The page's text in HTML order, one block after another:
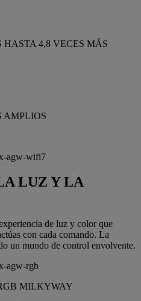
4,8 VECES MÁS
AMPLIOS
LUZ Y LA
de luz y color que
con cada comando. La
un mundo de control envolvente.
MILKYWAY